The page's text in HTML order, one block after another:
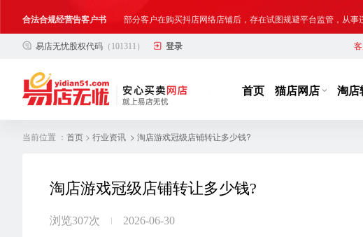
合法合规经营告客户书 部分客户在购买抖店网络店铺后，存在试图规避平台监管，从
网络店铺合法经营告诫书 为确保网络店铺的合法、规范转让与经营,我司温馨提示,请勿将
易店无忧股权代码 （101311） 登录
首页 猫店网店 淘店
当前位置 ： 首页 > 行业资讯 > 淘店游戏冠级店铺转让多少钱?
淘店游戏冠级店铺转让多少钱?
浏览307次 2026-06-30